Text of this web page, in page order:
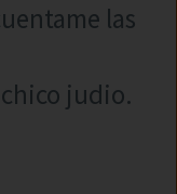
las
judio.